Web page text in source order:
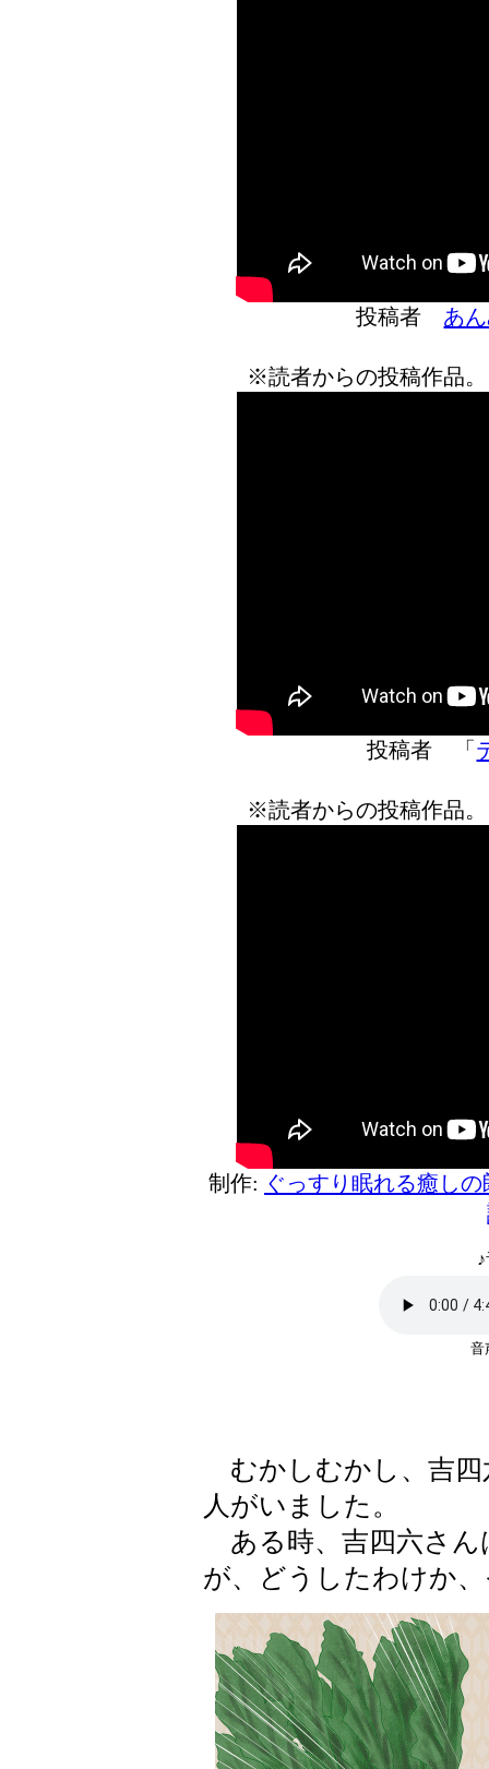
投稿者 あ
※読者からの投稿作品
投稿者 「
※読者からの投稿作品
制作: ぐっすり眠れる癒し
むかしむかし、吉四
人がいました。
ある時、吉四六さん
が、どうしたわけか